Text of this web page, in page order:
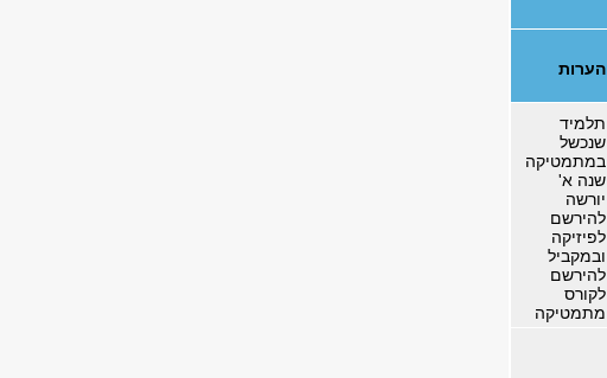
הערות
תלמיד
שנכשל
במתמטיקה
שנה א'
יורשה
להירשם
לפיזיקה
ובמקביל
להירשם
לקורס
מתמטיקה